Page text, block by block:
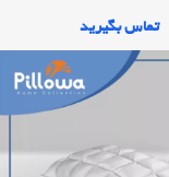
تماس بگیرید